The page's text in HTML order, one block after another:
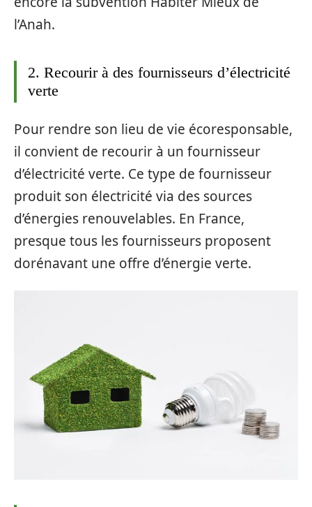
l’Anah.
2. Recourir à des fournisseurs d’électricité
verte
Pour rendre son lieu de vie écoresponsable,
il convient de recourir à un fournisseur
d’électricité verte. Ce type de fournisseur
produit son électricité via des sources
d’énergies renouvelables. En France,
presque tous les fournisseurs proposent
dorénavant une offre d’énergie verte.